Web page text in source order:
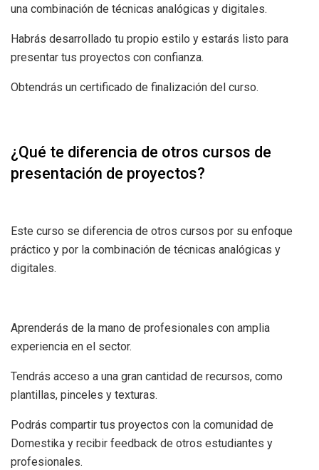
una combinación de técnicas analógicas y digitales.
Habrás desarrollado tu propio estilo y estarás listo para
presentar tus proyectos con confianza.
Obtendrás un certificado de finalización del curso.
¿Qué te diferencia de otros cursos de
presentación de proyectos?
Este curso se diferencia de otros cursos por su enfoque
práctico y por la combinación de técnicas analógicas y
digitales.
Aprenderás de la mano de profesionales con amplia
experiencia en el sector.
Tendrás acceso a una gran cantidad de recursos, como
plantillas, pinceles y texturas.
Podrás compartir tus proyectos con la comunidad de
Domestika y recibir feedback de otros estudiantes y
profesionales.